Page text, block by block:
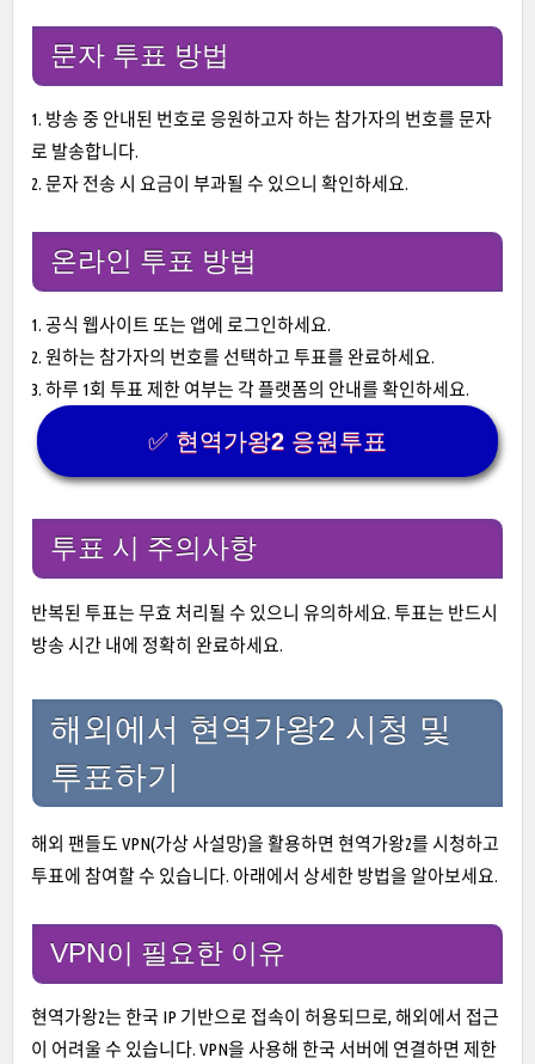
문자 투표 방법
1. 방송 중 안내된 번호로 응원하고자 하는 참가자의 번호를 문자
로 발송합니다.
2. 문자 전송 시 요금이 부과될 수 있으니 확인하세요.
온라인 투표 방법
1. 공식 웹사이트 또는 앱에 로그인하세요.
2. 원하는 참가자의 번호를 선택하고 투표를 완료하세요.
3. 하루 1회 투표 제한 여부는 각 플랫폼의 안내를 확인하세요.
✅ 현역가왕2 응원투표
투표 시 주의사항
반복된 투표는 무효 처리될 수 있으니 유의하세요. 투표는 반드시
방송 시간 내에 정확히 완료하세요.
해외에서 현역가왕2 시청 및
투표하기
해외 팬들도 VPN(가상 사설망)을 활용하면 현역가왕2를 시청하고
투표에 참여할 수 있습니다. 아래에서 상세한 방법을 알아보세요.
VPN이 필요한 이유
현역가왕2는 한국 IP 기반으로 접속이 허용되므로, 해외에서 접근
이 어려울 수 있습니다. VPN을 사용해 한국 서버에 연결하면 제한